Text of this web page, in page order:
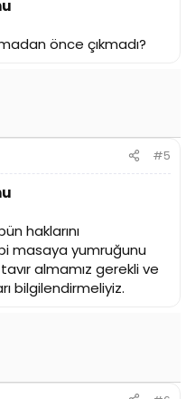
önce çıkmadı?
#5
haklarını
masaya yumruğunu
almamız gerekli ve
bilgilendirmeliyiz.